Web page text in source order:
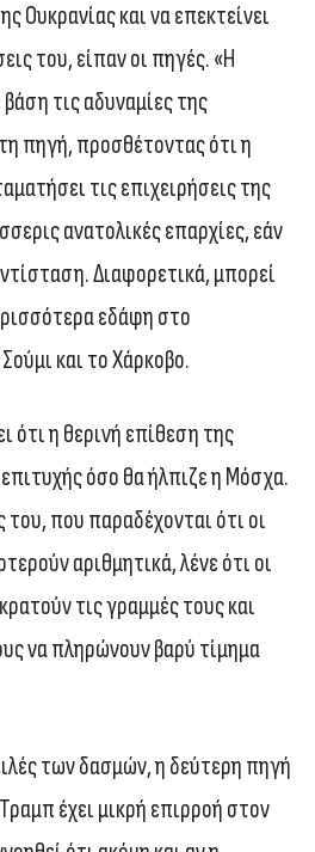
Ουκρανίας και να επεκτείνει
του, είπαν οι πηγές. «Η
τις αδυναμίες της
πηγή, προσθέτοντας ότι η
τις επιχειρήσεις της
ανατολικές επαρχίες, εάν
Διαφορετικά, μπορεί
εδάφη στο
και το Χάρκοβο.
ότι η θερινή επίθεση της
όσο θα ήλπιζε η Μόσχα.
που παραδέχονται ότι οι
αριθμητικά, λένε ότι οι
τις γραμμές τους και
να πληρώνουν βαρύ τίμημα
των δασμών, η δεύτερη πηγή
έχει μικρή επιρροή στον